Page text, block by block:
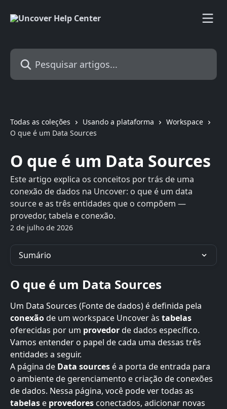
Pesquisar artigos...
Todas as coleções Usando a plataforma
Workspace
O que é um Data Sources
O que é um Data Sources
Este artigo explica os conceitos por trás de uma
conexão de dados na Uncover: o que é um data
source e as três entidades que o compõem —
provedor, tabela e conexão.
2 de julho de 2026
Sumário
O que é um Data Sources
Um Data Sources (Fonte de dados) é definida pela
conexão de um workspace Uncover às tabelas
oferecidas por um provedor de dados específico.
Vamos entender o papel de cada uma dessas três
entidades a seguir.
A página de Data sources é a porta de entrada para
o ambiente de gerenciamento e criação de conexões
de dados. Nessa página, você pode ver todas as
tabelas e provedores conectados, adicionar novas